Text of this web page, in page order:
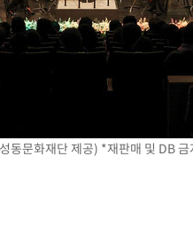
동문화재단 제공) *재판매 및 DB 금